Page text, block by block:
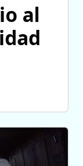
al